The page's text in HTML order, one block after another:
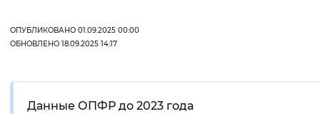
ОПУБЛИКОВАНО 01.09.2025 00:00
ОБНОВЛЕНО 18.09.2025 14:17
Данные ОПФР до 2023 года